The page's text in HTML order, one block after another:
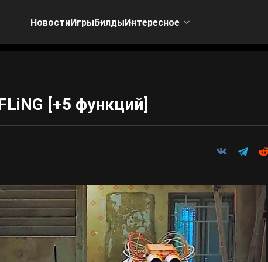
НовостиИгрыБилдыИнтересное
[+5 функций]